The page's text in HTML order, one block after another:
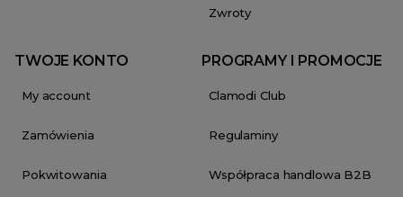
Zwroty
TWOJE KONTO
My account
Zamówienia
Pokwitowania
PROGRAMY I PROMOCJE
Clamodi Club
Regulaminy
Współpraca handlowa B2B